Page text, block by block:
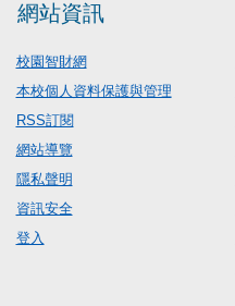
網站資訊
校園智財網
本校個人資料保護與管理
RSS訂閱
網站導覽
隱私聲明
資訊安全
登入